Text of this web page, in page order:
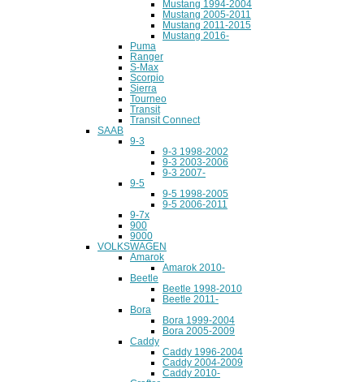
Mustang 1994-2004
Mustang 2005-2011
Mustang 2011-2015
Mustang 2016-
Puma
Ranger
S-Max
Scorpio
Sierra
Tourneo
Transit
Transit Connect
SAAB
9-3
9-3 1998-2002
9-3 2003-2006
9-3 2007-
9-5
9-5 1998-2005
9-5 2006-2011
9-7x
900
9000
VOLKSWAGEN
Amarok
Amarok 2010-
Beetle
Beetle 1998-2010
Beetle 2011-
Bora
Bora 1999-2004
Bora 2005-2009
Caddy
Caddy 1996-2004
Caddy 2004-2009
Caddy 2010-